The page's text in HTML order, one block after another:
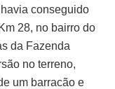
conseguido
28, no bairro do
da Fazenda
no terreno,
um barracão e